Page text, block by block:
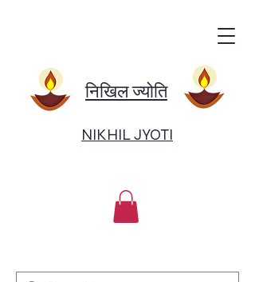
निखिल ज्योति
NIKHIL JYOTI